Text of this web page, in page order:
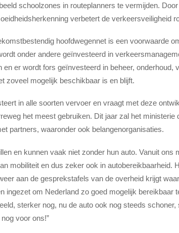
schoolzones in routeplanners te vermijden.
verbetert de verkeersveiligheid
hoofdwegennet is een voorwaarde
onder andere geïnvesteerd in
en er wordt fors geïnvesteerd in beheer, onderhoud,
zoveel mogelijk beschikbaar is en blijft.
in alle soorten vervoer en vraagt met deze
het meest gebruiken. Dit jaar zal het ministerie
partners, waaronder ook belangenorganisaties.
en kunnen vaak niet zonder hun auto. Vanuit ons
mobiliteit en dus zeker ook in autobereikbaarheid.
aan de gesprekstafels van de overheid krijgt
ingezet om Nederland zo goed mogelijk bereikbaar
sterker nog, nu de auto ook nog steeds schoner,
voor ons!”